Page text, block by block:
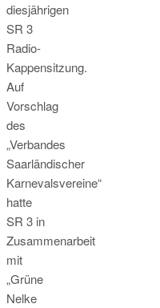
diesjährigen
SR 3
Radio-
Kappensitzung.
Auf
Vorschlag
des
„Verbandes
Saarländischer
Karnevalsvereine“
hatte
SR 3 in
Zusammenarbeit
mit
„Grüne
Nelke